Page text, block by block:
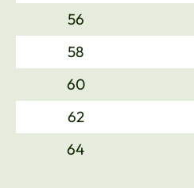
56
58
60
62
64